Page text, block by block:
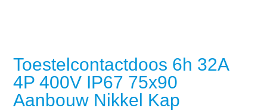
Toestelcontactdoos 6h 32A
4P 400V IP67 75x90
Aanbouw Nikkel Kap